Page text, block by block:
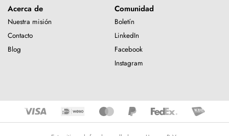
Acerca de
Nuestra misión
Contacto
Blog
Comunidad
Boletín
LinkedIn
Facebook
Instagram